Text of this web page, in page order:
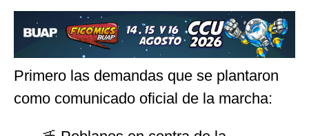
Primero las demandas que se plantaron
como comunicado oficial de la marcha: